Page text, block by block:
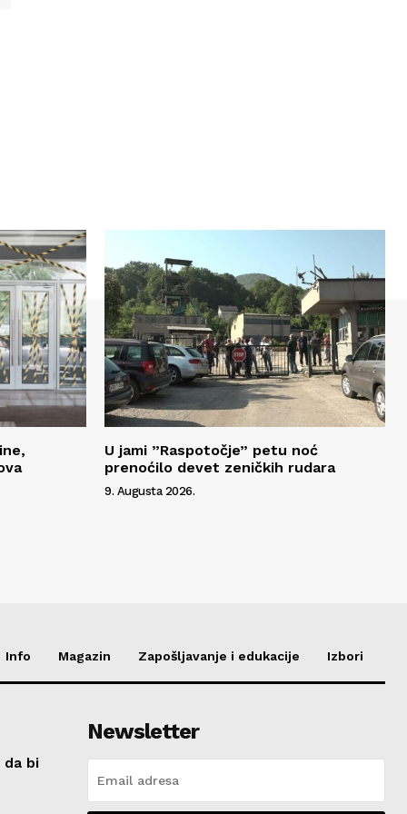
U jami ”Raspotočje” petu noć
prenoćilo devet zeničkih rudara
9. Augusta 2026.
Info Magazin Zapošljavanje i edukacije Izbori
da bi
Newsletter